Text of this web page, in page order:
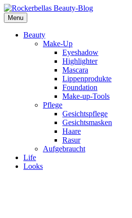
Menu
Beauty
Make-Up
Eyeshadow
Highlighter
Mascara
Lippenprodukte
Foundation
Make-up-Tools
Pflege
Gesichtspflege
Gesichtsmasken
Haare
Rasur
Aufgebraucht
Life
Looks